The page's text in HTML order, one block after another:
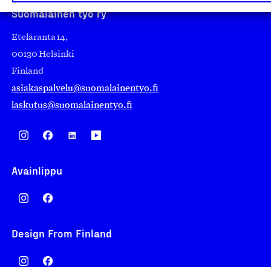
Suomalainen työ ry
Eteläranta 14,
00130 Helsinki
Finland
asiakaspalvelu@suomalainentyo.fi
laskutus@suomalainentyo.fi
Avainlippu
Design From Finland